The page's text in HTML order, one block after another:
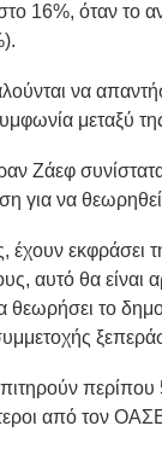
16%, όταν το
να
μεταξύ
Ζάεφ
για να
εκφράσει
αυτό θα είναι
θεωρήσει το
περίπου
από τον